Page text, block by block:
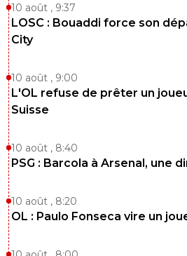
10 août , 9:37
LOSC : Bouaddi force son
City
10 août , 9:00
L'OL refuse de prêter un
Suisse
10 août , 8:40
PSG : Barcola à Arsenal, une
10 août , 8:20
OL : Paulo Fonseca vire un